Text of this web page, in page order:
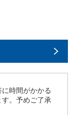
時間がかかる
。予めご了承